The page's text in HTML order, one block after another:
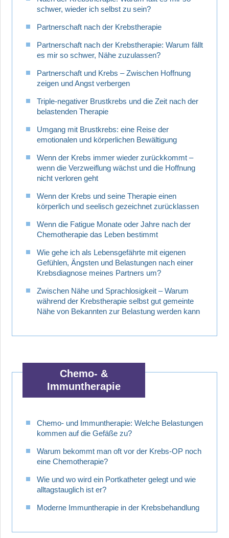
schwer, wieder ich selbst zu sein?
Partnerschaft nach der Krebstherapie
Partnerschaft nach der Krebstherapie: Warum fällt
es mir so schwer, Nähe zuzulassen?
Partnerschaft und Krebs – Zwischen Hoffnung
zeigen und Angst verbergen
Triple-negativer Brustkrebs und die Zeit nach der
belastenden Therapie
Umgang mit Brustkrebs: eine Reise der
emotionalen und körperlichen Bewältigung
Wenn der Krebs immer wieder zurückkommt –
wenn die Verzweiflung wächst und die Hoffnung
nicht verloren geht
Wenn der Krebs und seine Therapie einen
körperlich und seelisch gezeichnet zurücklassen
Wenn die Fatigue Monate oder Jahre nach der
Chemotherapie das Leben bestimmt
Wie gehe ich als Lebensgefährte mit eigenen
Gefühlen, Ängsten und Belastungen nach einer
Krebsdiagnose meines Partners um?
Zwischen Nähe und Sprachlosigkeit – Warum
während der Krebstherapie selbst gut gemeinte
Nähe von Bekannten zur Belastung werden kann
Chemo- &
Immuntherapie
Chemo- und Immuntherapie: Welche Belastungen
kommen auf die Gefäße zu?
Warum bekommt man oft vor der Krebs-OP noch
eine Chemotherapie?
Wie und wo wird ein Portkatheter gelegt und wie
alltagstauglich ist er?
Moderne Immuntherapie in der Krebsbehandlung